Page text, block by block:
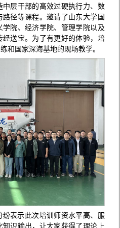
层干部的高效过硬执行力、数
径等课程。邀请了山东大学国
院、经济学院、管理学院以及
送宝。为了有更好的体验，培
和国家深海基地的现场教学。
表示此次培训师资水平高、服
识输出，让大家获得了理论上